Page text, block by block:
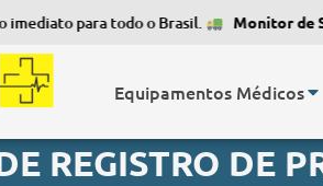
para todo o Brasil. Monitor de
Equipamentos Médicos
REGISTRO DE